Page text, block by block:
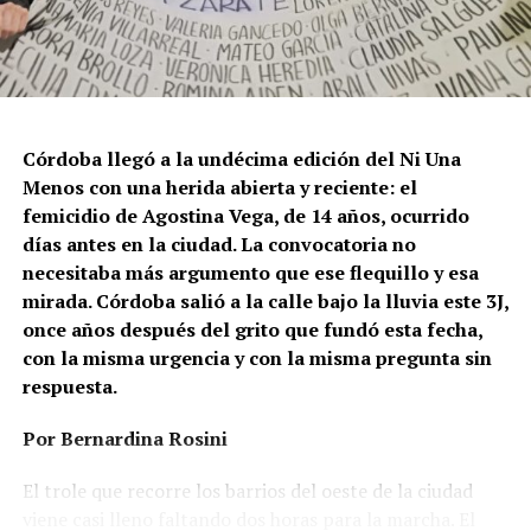
Ganar la vida: La historia de (no)
Córdoba llegó a la undécima edición del Ni Una
Menos con una herida abierta y reciente: el
femicidio de Agostina Vega, de 14 años, ocurrido
días antes en la ciudad. La convocatoria no
necesitaba más argumento que ese flequillo y esa
mirada. Córdoba salió a la calle bajo la lluvia este 3J,
once años después del grito que fundó esta fecha,
con la misma urgencia y con la misma pregunta sin
respuesta.
Por Bernardina Rosini
El trole que recorre los barrios del oeste de la ciudad